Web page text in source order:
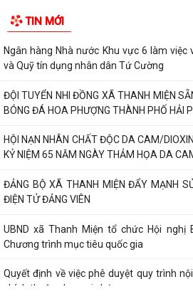
TIN MỚI
Ngân hàng Nhà nước Khu vực 6 làm việc
và Quỹ tín dụng nhân dân Tứ Cường
ĐỘI TUYỂN NHI ĐỒNG XÃ THANH MIỆN
BÓNG ĐÁ HOA PHƯỢNG THÀNH PHỐ HẢI
HỘI NẠN NHÂN CHẤT ĐỘC DA CAM/
KỶ NIỆM 65 NĂM NGÀY THẢM HỌA DA
ĐẢNG BỘ XÃ THANH MIỆN ĐẨY MẠNH
ĐIỆN TỬ ĐẢNG VIÊN
UBND xã Thanh Miện tổ chức Hội nghị
Chương trình mục tiêu quốc gia
Quyết định về việc phê duyệt quy trình
chính thuộc phạm vi chức...